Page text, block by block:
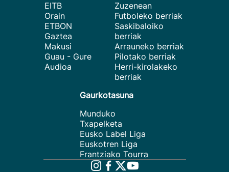
EITB
Orain
ETBON
Gaztea
Makusi
Guau - Gure
Audioa
Zuzenean
Futboleko berriak
Saskibaloiko
berriak
Arrauneko berriak
Pilotako berriak
Herri-kirolakeko
berriak
Gaurkotasuna
Munduko
Txapelketa
Eusko Label Liga
Euskotren Liga
Frantziako Tourra